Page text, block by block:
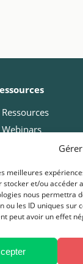
meilleures
stocker et/ou accéder
nous permettra
ou les ID uniques sur
peut avoir un effet
Ressources
Webinars
Livres blancs &
Boîtes à outils
Presse